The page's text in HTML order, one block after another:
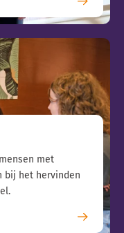
met
bij het hervinden